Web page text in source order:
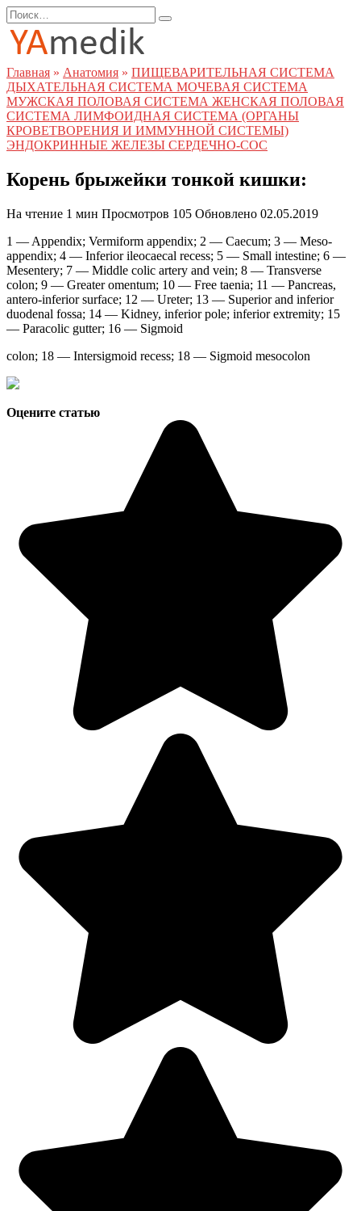
Перейти
к
содержанию
Search
for:
Главная » Анатомия » ПИЩЕВАРИТЕЛЬНАЯ СИСТЕМА
ДЫХАТЕЛЬНАЯ СИСТЕМА МОЧЕВАЯ СИСТЕМА
МУЖСКАЯ ПОЛОВАЯ СИСТЕМА ЖЕНСКАЯ ПОЛОВАЯ
СИСТЕМА ЛИМФОИДНАЯ СИСТЕМА (ОРГАНЫ
КРОВЕТВОРЕНИЯ И ИММУННОЙ СИСТЕМЫ)
ЭНДОКРИННЫЕ ЖЕЛЕЗЫ СЕРДЕЧНО-СОС
Корень брыжейки тонкой кишки:
На чтение 1 мин Просмотров 105 Обновлено 02.05.2019
1 — Appendix; Vermiform appendix; 2 — Caecum; 3 — Meso-
appendix; 4 — Inferior ileocaecal recess; 5 — Small intestine; 6 —
Mesentery; 7 — Middle colic artery and vein; 8 — Transverse
colon; 9 — Greater omentum; 10 — Free taenia; 11 — Pancreas,
antero-inferior surface; 12 — Ureter; 13 — Superior and inferior
duodenal fossa; 14 — Kidney, inferior pole; inferior extremity; 15
— Paracolic gutter; 16 — Sigmoid
colon; 18 — Intersigmoid recess; 18 — Sigmoid mesocolon
Оцените статью